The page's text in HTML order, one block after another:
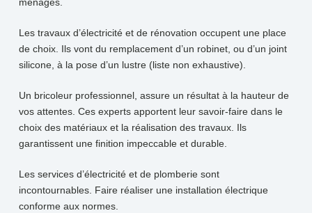
ménages.
Les travaux d’électricité et de rénovation occupent une place
de choix. Ils vont du remplacement d’un robinet, ou d’un joint
silicone, à la pose d’un lustre (liste non exhaustive).
Un bricoleur professionnel, assure un résultat à la hauteur de
vos attentes. Ces experts apportent leur savoir-faire dans le
choix des matériaux et la réalisation des travaux. Ils
garantissent une finition impeccable et durable.
Les services d’électricité et de plomberie sont
incontournables. Faire réaliser une installation électrique
conforme aux normes.